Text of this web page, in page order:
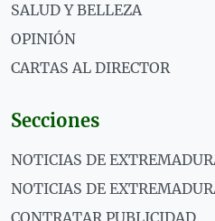
SALUD Y BELLEZA
OPINIÓN
CARTAS AL DIRECTOR
Secciones
NOTICIAS DE
NOTICIAS DE
CONTRATAR PUBLICIDAD